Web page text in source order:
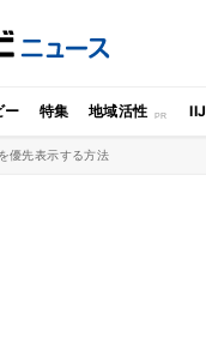
ー 特集 地域活性 IIJ
優先表示する方法